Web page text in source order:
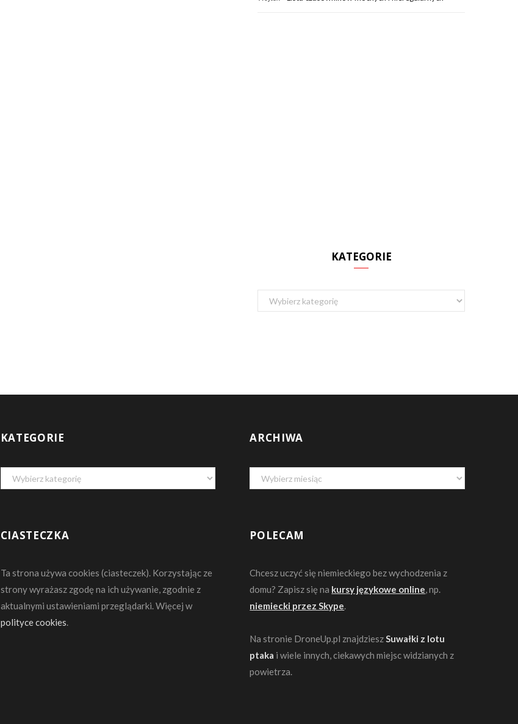
KATEGORIE
Kategorie
KATEGORIE
Kategorie
ARCHIWA
Archiwa
CIASTECZKA
Ta strona używa cookies (ciasteczek). Korzystając ze
strony wyrażasz zgodę na ich używanie, zgodnie z
aktualnymi ustawieniami przeglądarki. Więcej w
polityce cookies.
POLECAM
Chcesz uczyć się niemieckiego bez wychodzenia z
domu? Zapisz się na kursy językowe online, np.
niemiecki przez Skype.
Na stronie DroneUp.pl znajdzieszSuwałki z lotu
ptaka i wiele innych, ciekawych miejsc widzianych z
powietrza.